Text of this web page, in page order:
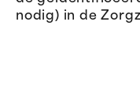
nodig) in de